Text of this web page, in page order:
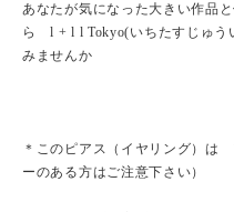
あなたが気になった大きい作品
ら l + l l Tokyo(いちたすじゅう
みませんか
＊このピアス（イヤリング）は
ーのある方はご注意下さい）